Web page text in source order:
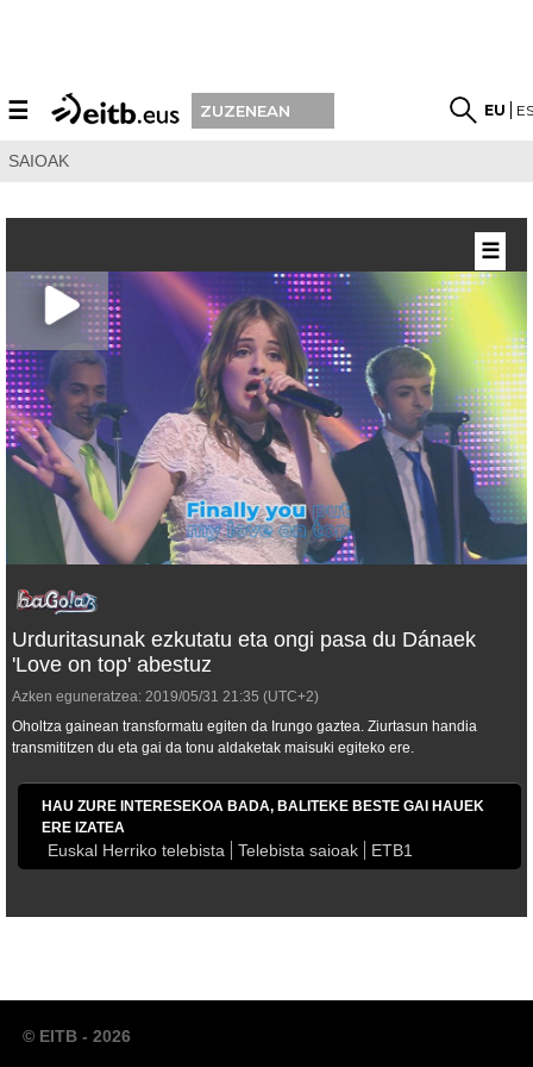
☰ ZUZENEAN EU
SAIOAK
Urduritasunak ezkutatu eta ongi pasa du Dánaek
'Love on top' abestuz
Azken eguneratzea: 2019/05/31 21:35 (UTC+2)
Oholtza gainean transformatu egiten da Irungo gaztea. Ziurtasun handia
transmititzen du eta gai da tonu aldaketak maisuki egiteko ere.
HAU ZURE INTERESEKOA BADA, BALITEKE BESTE GAI HAUEK
ERE IZATEA
Euskal Herriko telebista Telebista saioak ETB1
☰
© EITB - 2026